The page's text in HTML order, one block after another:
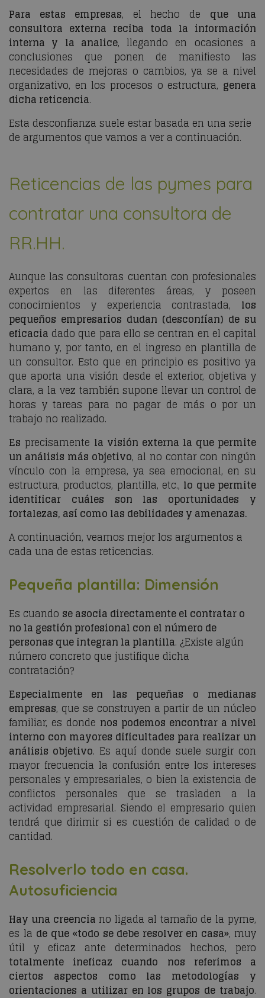
Para estas empresas, el hecho de que una
consultora externa reciba toda la información
interna y la analice, llegando en ocasiones a
conclusiones que ponen de manifiesto las
necesidades de mejoras o cambios, ya se a nivel
organizativo, en los procesos o estructura, genera
dicha reticencia.
Esta desconfianza suele estar basada en una serie
de argumentos que vamos a ver a continuación.
Reticencias de las pymes para
contratar una consultora de
RR.HH.
Aunque las consultoras cuentan con profesionales
expertos en las diferentes áreas, y poseen
conocimientos y experiencia contrastada, los
pequeños empresarios dudan (desconfían) de su
eficacia dado que para ello se centran en el capital
humano y, por tanto, en el ingreso en plantilla de
un consultor. Esto que en principio es positivo ya
que aporta una visión desde el exterior, objetiva y
clara, a la vez también supone llevar un control de
horas y tareas para no pagar de más o por un
trabajo no realizado.
Es precisamente la visión externa la que permite
un análisis más objetivo, al no contar con ningún
vínculo con la empresa, ya sea emocional, en su
estructura, productos, plantilla, etc., lo que permite
identificar cuáles son las oportunidades y
fortalezas, así como las debilidades y amenazas.
A continuación, veamos mejor los argumentos a
cada una de estas reticencias.
Pequeña plantilla: Dimensión
Es cuando se asocia directamente el contratar o
no la gestión profesional con el número de
personas que integran la plantilla. ¿Existe algún
número concreto que justifique dicha
contratación?
Especialmente en las pequeñas o medianas
empresas, que se construyen a partir de un núcleo
familiar, es donde nos podemos encontrar a nivel
interno con mayores dificultades para realizar un
análisis objetivo. Es aquí donde suele surgir con
mayor frecuencia la confusión entre los intereses
personales y empresariales, o bien la existencia de
conflictos personales que se trasladen a la
actividad empresarial. Siendo el empresario quien
tendrá que dirimir si es cuestión de calidad o de
cantidad.
Resolverlo todo en casa.
Autosuficiencia
Hay una creencia no ligada al tamaño de la pyme,
es la de que «todo se debe resolver en casa», muy
útil y eficaz ante determinados hechos, pero
totalmente ineficaz cuando nos referimos a
ciertos aspectos como las metodologías y
orientaciones a utilizar en los grupos de trabajo.